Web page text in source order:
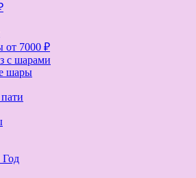
от 7000 ₽
с шарами
шары